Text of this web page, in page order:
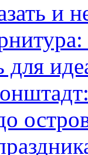
и
для